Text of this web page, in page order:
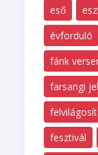
eső
évforduló
fánk
farsangi
fesztivál